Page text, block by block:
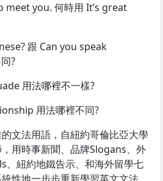
meet you. 何時用 It’s great
跟 Can you speak
?
用法哪裡不一樣?
用法哪裡不同?
文法用語，自紐約哥倫比亞大學
用時事新聞、品牌Slogans、外
、紐約地鐵告示、和海外留學七